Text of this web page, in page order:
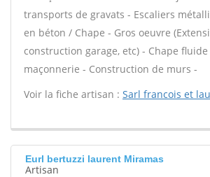
transports de gravats - Escaliers
en béton / Chape - Gros oeuvre
construction garage, etc) - Chape
maçonnerie - Construction de murs -
Voir la fiche artisan : Sarl francois et
Eurl bertuzzi laurent Miramas
Artisan